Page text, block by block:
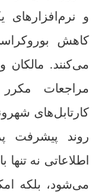
و
کاهش
می‌کنند. مالکان
مراجعات
کارتابل‌های
روند پیشرفت
اطلاعاتی نه
می‌شود، بلکه